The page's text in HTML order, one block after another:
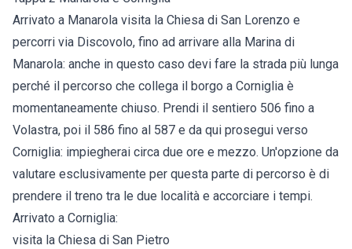
Arrivato a Manarola visita la Chiesa di San Lorenzo e
percorri via Discovolo, fino ad arrivare alla Marina di
Manarola: anche in questo caso devi fare la strada più lunga
perché il percorso che collega il borgo a Corniglia è
momentaneamente chiuso. Prendi il sentiero 506 fino a
Volastra, poi il 586 fino al 587 e da qui prosegui verso
Corniglia: impiegherai circa due ore e mezzo. Un'opzione da
valutare esclusivamente per questa parte di percorso è di
prendere il treno tra le due località e accorciare i tempi.
Arrivato a Corniglia:
visita la Chiesa di San Pietro